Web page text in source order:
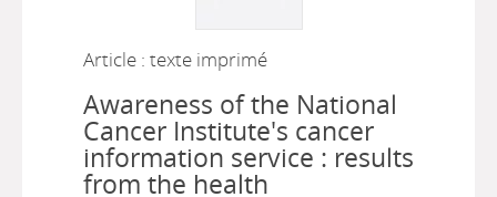
Article : texte imprimé
Awareness of the National
Cancer Institute's cancer
information service : results
from the health